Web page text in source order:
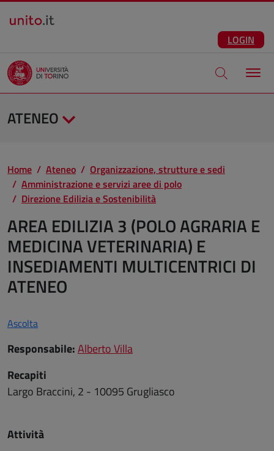
Salta al contenuto principale
LOGIN
Apri modale
ATENEO
Home Ateneo
Organizzazione, strutture e sedi
Amministrazione e servizi aree di polo
Direzione Edilizia e Sostenibilità
AREA EDILIZIA 3 (POLO AGRARIA E
MEDICINA VETERINARIA) E
INSEDIAMENTI MULTICENTRICI DI
ATENEO
Ascolta
Responsabile:Alberto Villa
Recapiti
Largo Braccini, 2 - 10095 Grugliasco
Attività